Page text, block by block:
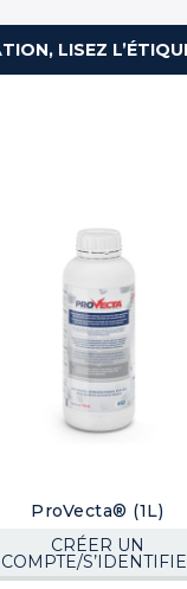
LISEZ
ProVecta® (1L)
CRÉER UN
COMPTE/